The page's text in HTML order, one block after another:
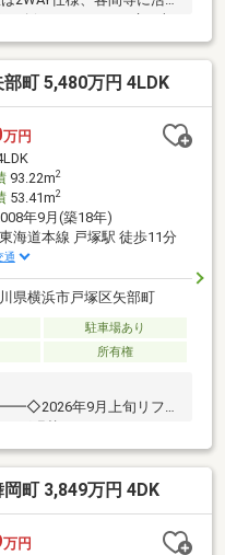
車種による)▼2026年4月室
トイレ【張替】全室クロ
、白蟻点検※市街化調整区
可ただし建築許可が得ら
住まい探しをお手伝いし
談はお気軽にお問い合わ
町 5,480万円 4LDK
万円
93.22m2
53.41m2
年9月(築18年)
東海道本線 戸塚駅 徒歩11分
通
県横浜市戸塚区矢部町
駐車場あり
所有権
年9月上旬リフォ
グ張替・ユニットバス、
ハウスクリーニング等◇角
遮音性に優れた二重サッ
だけるロフト有◇「クリ
分(約40m)◇「セブンイレ
町 3,849万円 4DK
万円